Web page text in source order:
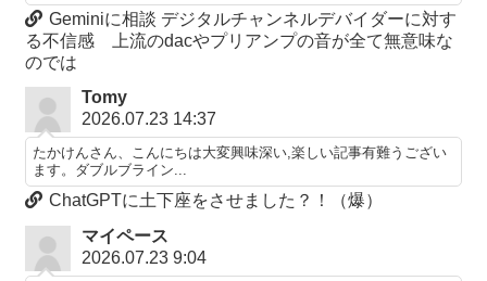
Geminiに相談 デジタルチャンネルデバイダーに対す
る不信感 上流のdacやプリアンプの音が全て無意味な
のでは
Tomy
2026.07.23 14:37
たかけんさん、こんにちは大変興味深い,楽しい記事有難うござい
ます。ダブルブライン...
ChatGPTに土下座をさせました？！（爆）
マイペース
2026.07.23 9:04